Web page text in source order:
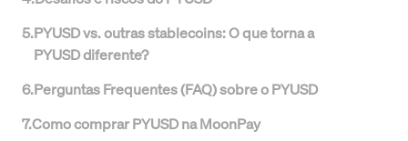
5.PYUSD vs. outras stablecoins: O que torna a
PYUSD diferente?
6.Perguntas Frequentes (FAQ) sobre o PYUSD
7.Como comprar PYUSD na MoonPay